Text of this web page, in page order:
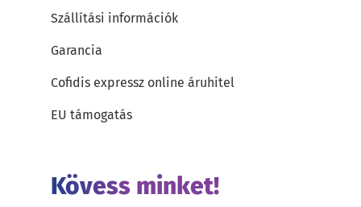
Szállítási információk
Garancia
Cofidis expressz online áruhitel
EU támogatás
Kövess minket!